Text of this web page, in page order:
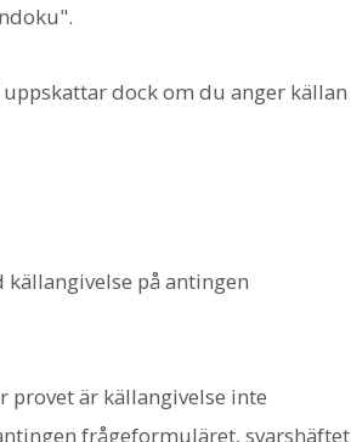
dock om du anger källan
på antingen
provet är källangivelse inte
frågeformuläret, svarshäftet